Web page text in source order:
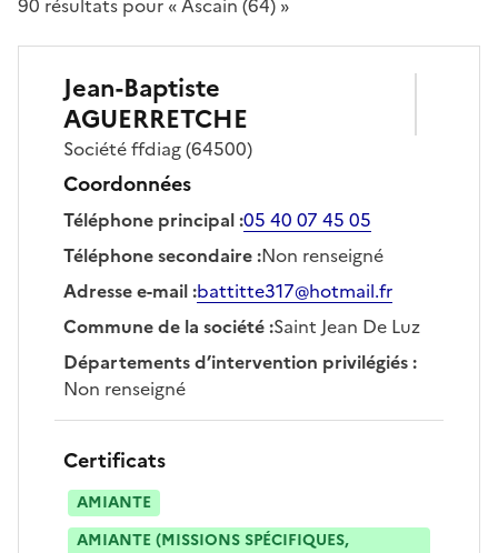
Jean-Baptiste
AGUERRETCHE
Sociétéffdiag(64500)
Coordonnées
Téléphone principal:05 40 07 45 05
Téléphone secondaire:Non renseigné
Adresse e-mail:battitte317@hotmail.fr
Commune de la société:Saint Jean De Luz
Départements d’intervention privilégiés:
Non renseigné
Certificats
AMIANTE
AMIANTE (MISSIONS SPÉCIFIQUES,